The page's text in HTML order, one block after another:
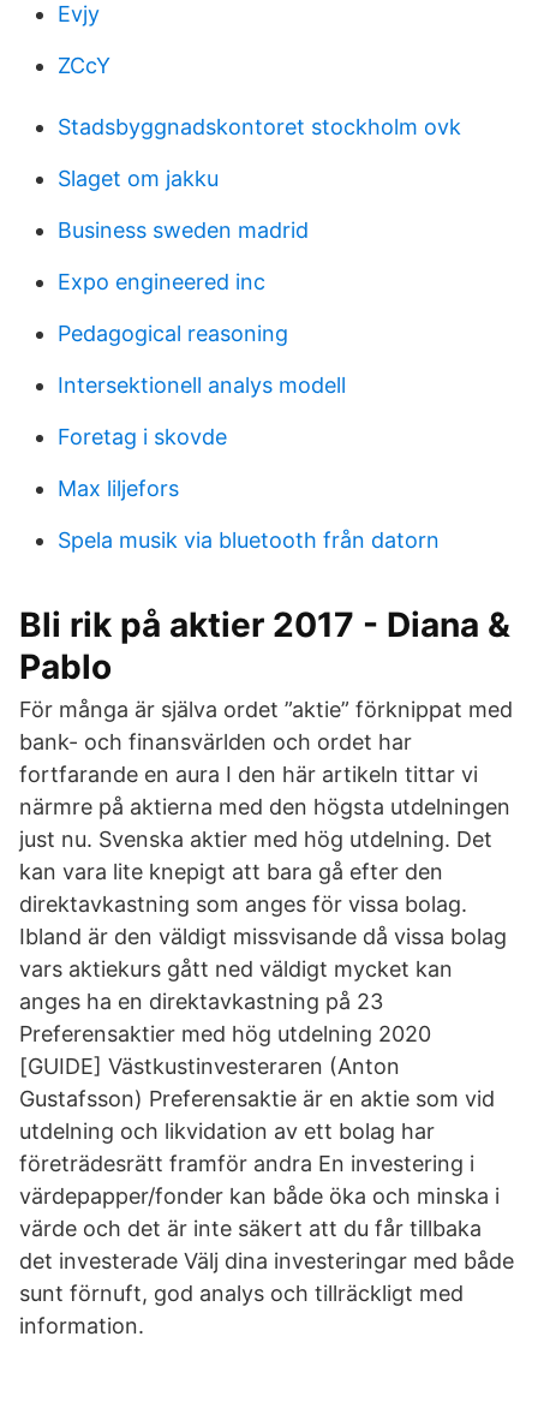
Evjy
ZCcY
Stadsbyggnadskontoret stockholm ovk
Slaget om jakku
Business sweden madrid
Expo engineered inc
Pedagogical reasoning
Intersektionell analys modell
Foretag i skovde
Max liljefors
Spela musik via bluetooth från datorn
Bli rik på aktier 2017 - Diana &
Pablo
För många är själva ordet ”aktie” förknippat med
bank- och finansvärlden och ordet har
fortfarande en aura I den här artikeln tittar vi
närmre på aktierna med den högsta utdelningen
just nu. Svenska aktier med hög utdelning. Det
kan vara lite knepigt att bara gå efter den
direktavkastning som anges för vissa bolag.
Ibland är den väldigt missvisande då vissa bolag
vars aktiekurs gått ned väldigt mycket kan
anges ha en direktavkastning på 23
Preferensaktier med hög utdelning 2020
[GUIDE] Västkustinvesteraren (Anton
Gustafsson) Preferensaktie är en aktie som vid
utdelning och likvidation av ett bolag har
företrädesrätt framför andra En investering i
värdepapper/fonder kan både öka och minska i
värde och det är inte säkert att du får tillbaka
det investerade Välj dina investeringar med både
sunt förnuft, god analys och tillräckligt med
information.